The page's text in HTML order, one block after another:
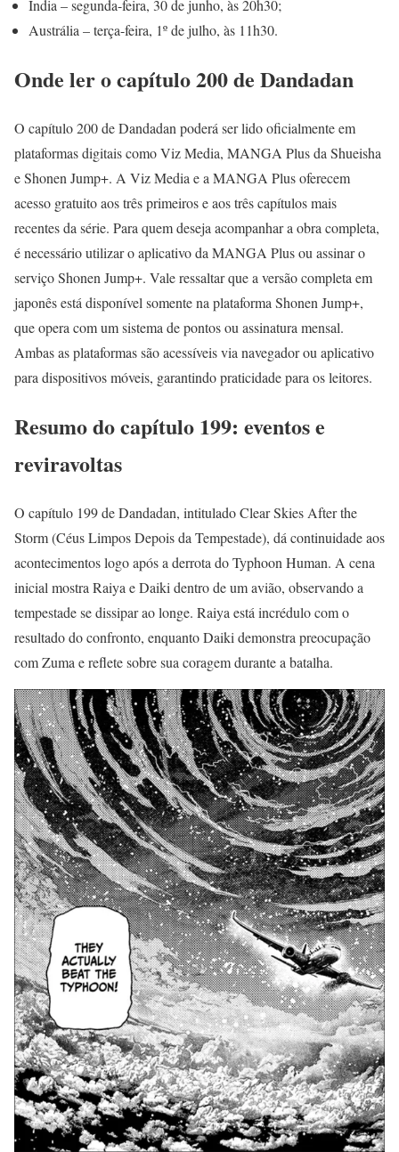
Índia – segunda-feira, 30 de junho, às 20h30;
Austrália – terça-feira, 1º de julho, às 11h30.
Onde ler o capítulo 200 de Dandadan
O capítulo 200 de Dandadan poderá ser lido oficialmente em
plataformas digitais como Viz Media, MANGA Plus da Shueisha
e Shonen Jump+. A Viz Media e a MANGA Plus oferecem
acesso gratuito aos três primeiros e aos três capítulos mais
recentes da série. Para quem deseja acompanhar a obra completa,
é necessário utilizar o aplicativo da MANGA Plus ou assinar o
serviço Shonen Jump+. Vale ressaltar que a versão completa em
japonês está disponível somente na plataforma Shonen Jump+,
que opera com um sistema de pontos ou assinatura mensal.
Ambas as plataformas são acessíveis via navegador ou aplicativo
para dispositivos móveis, garantindo praticidade para os leitores.
Resumo do capítulo 199: eventos e
reviravoltas
O capítulo 199 de Dandadan, intitulado Clear Skies After the
Storm (Céus Limpos Depois da Tempestade), dá continuidade aos
acontecimentos logo após a derrota do Typhoon Human. A cena
inicial mostra Raiya e Daiki dentro de um avião, observando a
tempestade se dissipar ao longe. Raiya está incrédulo com o
resultado do confronto, enquanto Daiki demonstra preocupação
com Zuma e reflete sobre sua coragem durante a batalha.